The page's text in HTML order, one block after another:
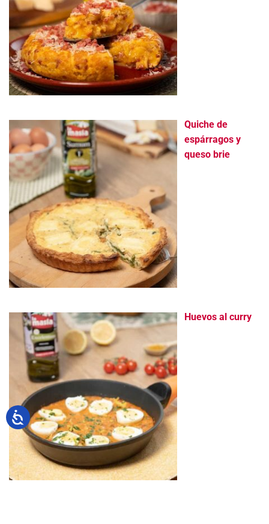
Quiche de
espárragos y
queso brie
Huevos al curry